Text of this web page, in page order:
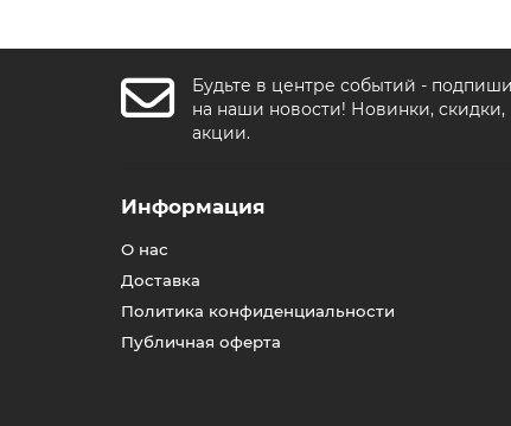
Будьте в центре событий -
на наши новости! Новинки, скидки,
акции.
Информация
О нас
Доставка
Политика конфиденциальности
Публичная оферта